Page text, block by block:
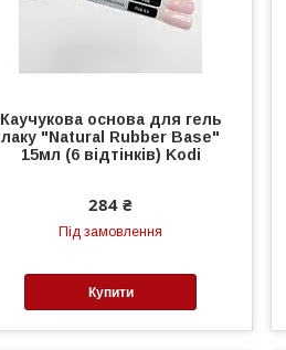
Каучукова основа для гель
лаку "Natural Rubber Base"
15мл (6 відтінків) Kodi
284 ₴
Під замовлення
Купити